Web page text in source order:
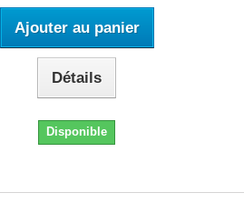
Ajouter au panier
Détails
Disponible